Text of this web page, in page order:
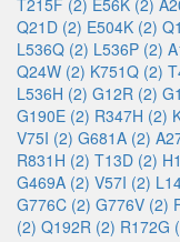
T215F (2) E56K (2)
Q21D (2) E504K (2)
L536Q (2) L536P (2)
Q24W (2) K751Q (2)
L536H (2) G12R (2)
G190E (2) R347H (2)
V75I (2) G681A (2)
R831H (2) T13D (2)
G469A (2) V57I (2)
G776C (2) G776V (2)
(2) Q192R (2) R172G